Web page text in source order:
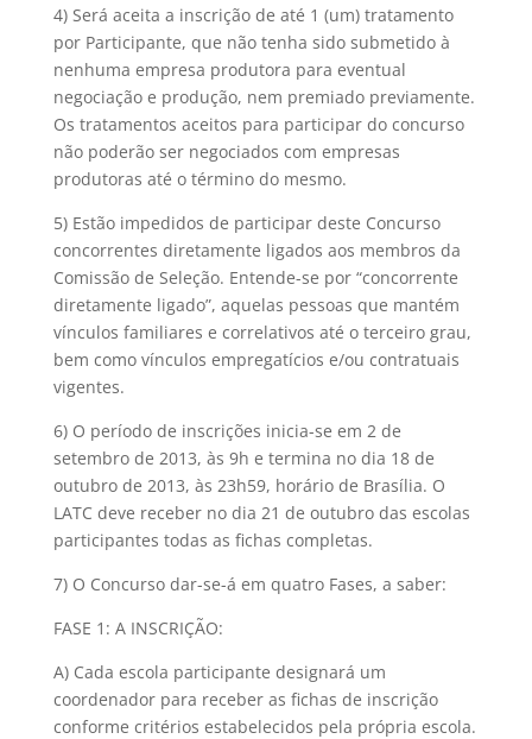
4) Será aceita a inscrição de até 1 (um) tratamento
por Participante, que não tenha sido submetido à
nenhuma empresa produtora para eventual
negociação e produção, nem premiado previamente.
Os tratamentos aceitos para participar do concurso
não poderão ser negociados com empresas
produtoras até o término do mesmo.
5) Estão impedidos de participar deste Concurso
concorrentes diretamente ligados aos membros da
Comissão de Seleção. Entende-se por “concorrente
diretamente ligado”, aquelas pessoas que mantém
vínculos familiares e correlativos até o terceiro grau,
bem como vínculos empregatícios e/ou contratuais
vigentes.
6) O período de inscrições inicia-se em 2 de
setembro de 2013, às 9h e termina no dia 18 de
outubro de 2013, às 23h59, horário de Brasília. O
LATC deve receber no dia 21 de outubro das escolas
participantes todas as fichas completas.
7) O Concurso dar-se-á em quatro Fases, a saber:
FASE 1: A INSCRIÇÃO:
A) Cada escola participante designará um
coordenador para receber as fichas de inscrição
conforme critérios estabelecidos pela própria escola.